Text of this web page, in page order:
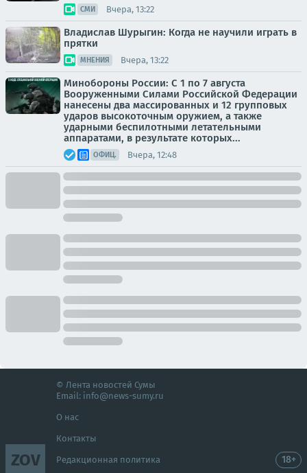
СМИ Вчера, 13:22
Владислав Шурыгин: Когда не научили играть в
прятки
МНЕНИЯ Вчера, 13:22
Минобороны России: С 1 по 7 августа
Вооруженными Силами Российской Федерации
нанесены два массированных и 12 групповых
ударов высокоточным оружием, а также
ударными беспилотными летательными
аппаратами, в результате которых...
ОФИЦ. Вчера, 12:48
ZOV
© Лента новостей Сумы
Email: info@news-sumy.ru
О нас
Контакты
Редакционная политика 18+